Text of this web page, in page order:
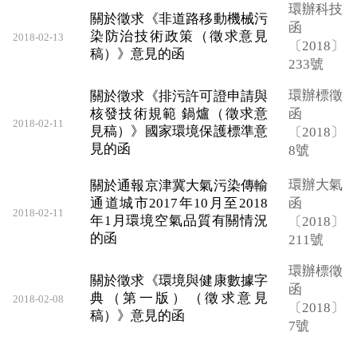
2018-02-13
關於徵求《非道路移動機械污
染防治技術政策（徵求意見
稿）》意見的函
環辦科技
函
〔2018〕
233號
2018-02-11
關於徵求《排污許可證申請與
核發技術規範 鍋爐（徵求意
見稿）》國家環境保護標準意
見的函
環辦標徵
函
〔2018〕
8號
2018-02-11
關於通報京津冀大氣污染傳輸
通道城市2017年10月至2018
年1月環境空氣品質有關情況
的函
環辦大氣
函
〔2018〕
211號
2018-02-08
關於徵求《環境與健康數據字
典（第一版）（徵求意見
稿）》意見的函
環辦標徵
函
〔2018〕
7號